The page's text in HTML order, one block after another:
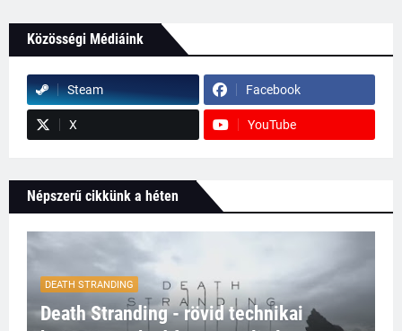
Közösségi Médiáink
Steam Facebook
X YouTube
Népszerű cikkünk a héten
DEATH STRANDING
Death Stranding - rövid technikai